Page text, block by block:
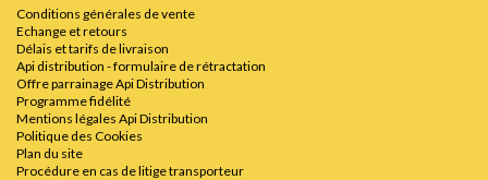
Conditions générales de vente
Echange et retours
Délais et tarifs de livraison
Api distribution - formulaire de rétractation
Offre parrainage Api Distribution
Programme fidélité
Mentions légales Api Distribution
Politique des Cookies
Plan du site
Procédure en cas de litige transporteur